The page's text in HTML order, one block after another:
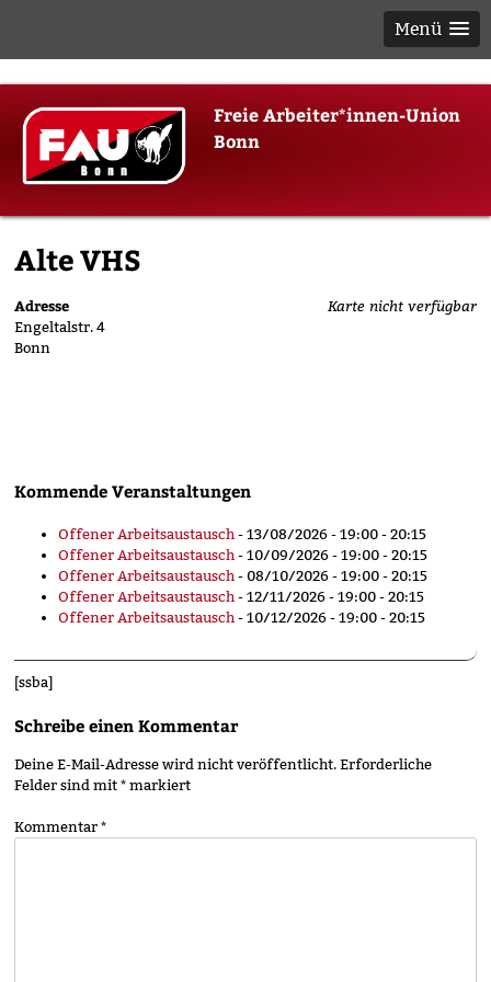
Menü
content
Freie Arbeiter*innen-Union
Bonn
Alte VHS
Karte nicht verfügbar
Adresse
Engeltalstr. 4
Bonn
Kommende Veranstaltungen
Offener Arbeitsaustausch - 13/08/2026 - 19:00 - 20:15
Offener Arbeitsaustausch - 10/09/2026 - 19:00 - 20:15
Offener Arbeitsaustausch - 08/10/2026 - 19:00 - 20:15
Offener Arbeitsaustausch - 12/11/2026 - 19:00 - 20:15
Offener Arbeitsaustausch - 10/12/2026 - 19:00 - 20:15
[ssba]
Schreibe einen Kommentar
Deine E-Mail-Adresse wird nicht veröffentlicht. Erforderliche
Felder sind mit*markiert
Kommentar*